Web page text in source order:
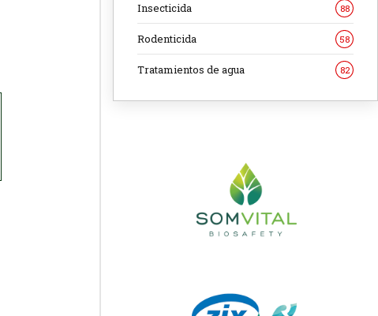
Insecticida 88
Rodenticida 58
Tratamientos de agua 82